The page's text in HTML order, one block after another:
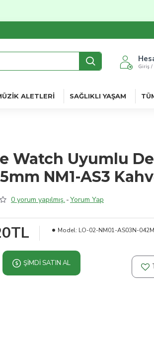
Giriş /
ALETLERI SAĞLIKLI YAŞAM
Watch Uyumlu
NM1-AS3
0 yorum yapılmış. -Yorum Yap
Model: LO-02-NM01-AS03N-
ŞIMDI SATIN AL